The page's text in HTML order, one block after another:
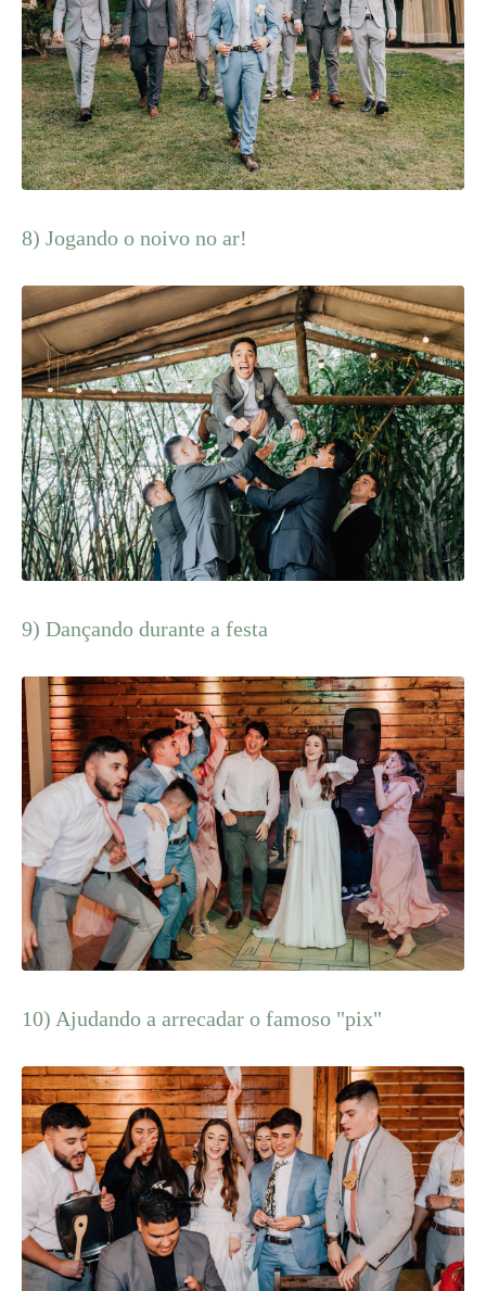
8) Jogando o noivo no ar!
9) Dançando durante a festa
10) Ajudando a arrecadar o famoso "pix"